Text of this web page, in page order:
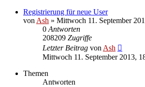
Registrierung für neue User
von Ash » Mittwoch 11. September
0 Antworten
208209 Zugriffe
Letzter Beitrag von Ash
Mittwoch 11. September 2013,
Themen
Antworten